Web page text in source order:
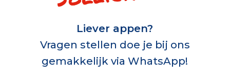
Liever appen?
Vragen stellen doe je bij ons
gemakkelijk via WhatsApp!